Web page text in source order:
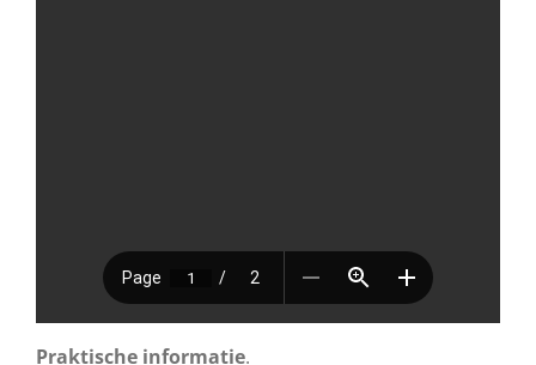
Praktische informatie.